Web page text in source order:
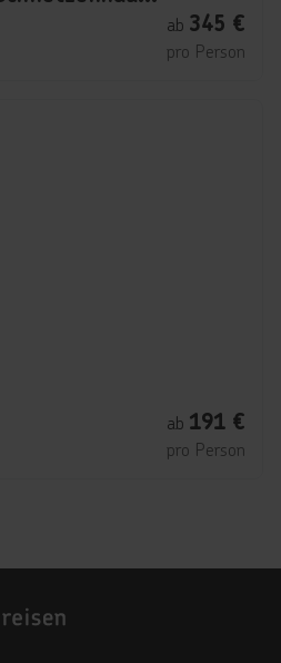
ab 345 €
pro Person
ab 191 €
pro Person